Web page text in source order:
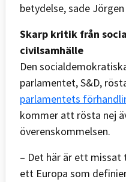
betydelse, sade Jörgen
Skarp kritik från
civilsamhälle
Den
parlamentet, S&D,
parlamentets
kommer att rösta nej
överenskommelsen.
– Det här är ett
ett Europa som